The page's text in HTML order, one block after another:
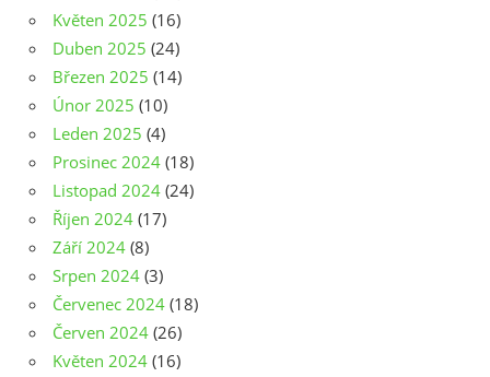
Květen 2025 (16)
Duben 2025 (24)
Březen 2025 (14)
Únor 2025 (10)
Leden 2025 (4)
Prosinec 2024 (18)
Listopad 2024 (24)
Říjen 2024 (17)
Září 2024 (8)
Srpen 2024 (3)
Červenec 2024 (18)
Červen 2024 (26)
Květen 2024 (16)